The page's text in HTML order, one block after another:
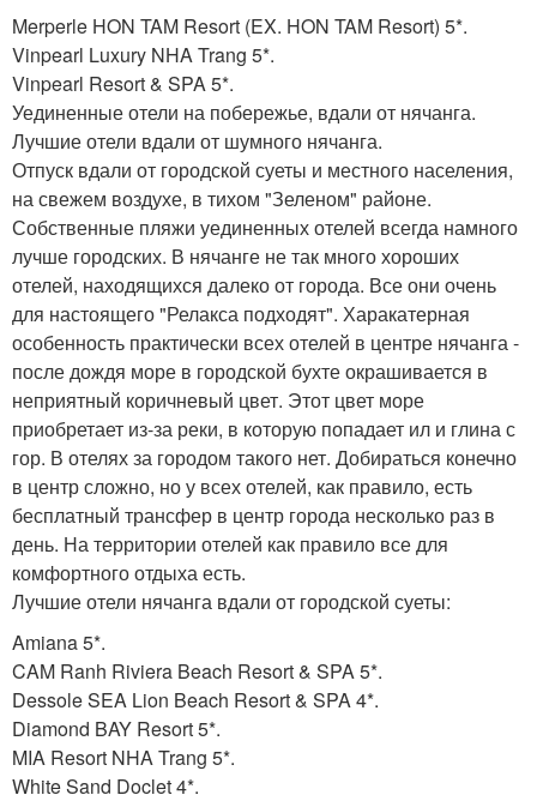
Merperle HON TAM Resort (EX. HON TAM Resort) 5*.
Vinpearl Luxury NHA Trang 5*.
Vinpearl Resort & SPA 5*.
Уединенные отели на побережье, вдали от нячанга.
Лучшие отели вдали от шумного нячанга.
Отпуск вдали от городской суеты и местного населения,
на свежем воздухе, в тихом "Зеленом" районе.
Собственные пляжи уединенных отелей всегда намного
лучше городских. В нячанге не так много хороших
отелей, находящихся далеко от города. Все они очень
для настоящего "Релакса подходят". Харакатерная
особенность практически всех отелей в центре нячанга -
после дождя море в городской бухте окрашивается в
неприятный коричневый цвет. Этот цвет море
приобретает из-за реки, в которую попадает ил и глина с
гор. В отелях за городом такого нет. Добираться конечно
в центр сложно, но у всех отелей, как правило, есть
бесплатный трансфер в центр города несколько раз в
день. На территории отелей как правило все для
комфортного отдыха есть.
Лучшие отели нячанга вдали от городской суеты:
Amiana 5*.
CAM Ranh Riviera Beach Resort & SPA 5*.
Dessole SEA Lion Beach Resort & SPA 4*.
Diamond BAY Resort 5*.
MIA Resort NHA Trang 5*.
White Sand Doclet 4*.